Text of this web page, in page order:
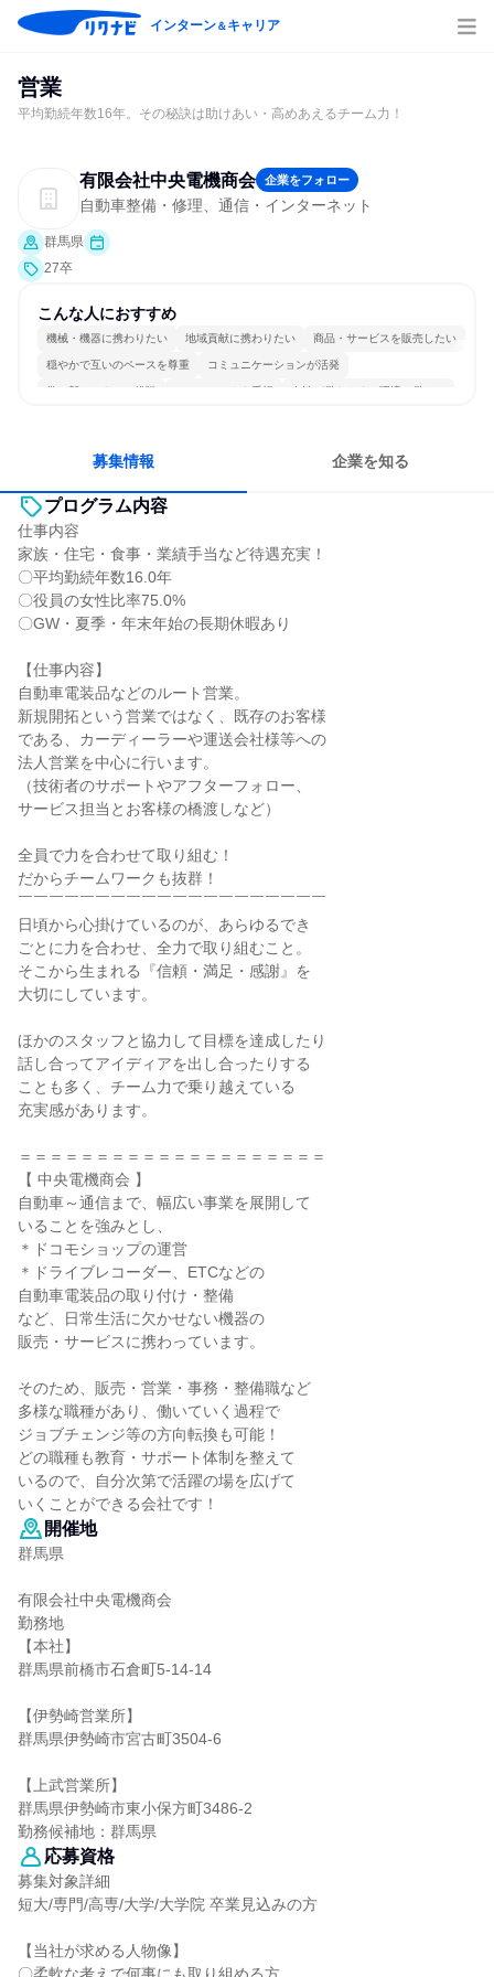
インターン＆キャリア
営業
平均勤続年数16年。その秘訣は助けあい・高めあえるチーム力！
有限会社中央電機商会 企業をフォロー
自動車整備・修理、通信・インターネット
群馬県
27卒
こんな人におすすめ
機械・機器に携わりたい 地域貢献に携わりたい 商品・サービスを販売したい
穏やかで互いのペースを尊重 コミュニケーションが活発
常に新しいものに挑戦 チームワークを重視 女性が働きやすい環境で働ける
募集情報 企業を知る
プログラム内容
仕事内容
家族・住宅・食事・業績手当など待遇充実！
〇平均勤続年数16.0年
〇役員の女性比率75.0%
〇GW・夏季・年末年始の長期休暇あり
【仕事内容】
自動車電装品などのルート営業。
新規開拓という営業ではなく、既存のお客様
である、カーディーラーや運送会社様等への
法人営業を中心に行います。
（技術者のサポートやアフターフォロー、
サービス担当とお客様の橋渡しなど）
全員で力を合わせて取り組む！
だからチームワークも抜群！
￣￣￣￣￣￣￣￣￣￣￣￣￣￣￣￣￣￣￣￣
日頃から心掛けているのが、あらゆるでき
ごとに力を合わせ、全力で取り組むこと。
そこから生まれる『信頼・満足・感謝』を
大切にしています。
ほかのスタッフと協力して目標を達成したり
話し合ってアイディアを出し合ったりする
ことも多く、チーム力で乗り越えている
充実感があります。
＝＝＝＝＝＝＝＝＝＝＝＝＝＝＝＝＝＝＝＝
【 中央電機商会 】
自動車～通信まで、幅広い事業を展開して
いることを強みとし、
＊ドコモショップの運営
＊ドライブレコーダー、ETCなどの
自動車電装品の取り付け・整備
など、日常生活に欠かせない機器の
販売・サービスに携わっています。
そのため、販売・営業・事務・整備職など
多様な職種があり、働いていく過程で
ジョブチェンジ等の方向転換も可能！
どの職種も教育・サポート体制を整えて
いるので、自分次第で活躍の場を広げて
いくことができる会社です！
開催地
群馬県
有限会社中央電機商会
勤務地
【本社】
群馬県前橋市石倉町5-14-14
【伊勢崎営業所】
群馬県伊勢崎市宮古町3504-6
【上武営業所】
群馬県伊勢崎市東小保方町3486-2
勤務候補地：群馬県
応募資格
募集対象詳細
短大/専門/高専/大学/大学院 卒業見込みの方
【当社が求める人物像】